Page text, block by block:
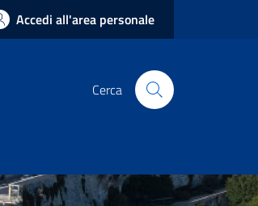
Accedi all'area personale
Cerca